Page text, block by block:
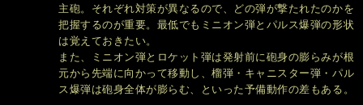
主砲。それぞれ対策が異なるので、どの弾が撃たれたのかを
把握するのが重要。最低でもミニオン弾とパルス爆弾の形状
は覚えておきたい。
また、ミニオン弾とロケット弾は発射前に砲身の膨らみが根
元から先端に向かって移動し、榴弾・キャニスター弾・パル
ス爆弾は砲身全体が膨らむ、といった予備動作の差もある。